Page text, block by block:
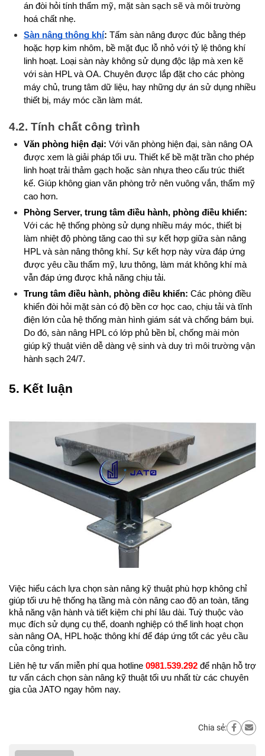
án đòi hỏi tính thẩm mỹ, mặt sàn sạch sẽ và môi trường
hoá chất nhẹ.
Sàn nâng thông khí: Tấm sàn nâng được đúc bằng thép
hoặc hợp kim nhôm, bề mặt đục lỗ nhỏ với tỷ lệ thông khí
linh hoạt. Loại sàn này không sử dụng độc lập mà xen kẽ
với sàn HPL và OA. Chuyên được lắp đặt cho các phòng
máy chủ, trung tâm dữ liệu, hay những dự án sử dụng nhiều
thiết bị, máy móc cần làm mát.
4.2. Tính chất công trình
Văn phòng hiện đại: Với văn phòng hiện đại, sàn nâng OA
được xem là giải pháp tối ưu. Thiết kế bề mặt trần cho phép
linh hoạt trải thảm gạch hoặc sàn nhựa theo cấu trúc thiết
kế. Giúp không gian văn phòng trở nên vuông vắn, thẩm mỹ
cao hơn.
Phòng Server, trung tâm điều hành, phòng điều khiển:
Với các hệ thống phòng sử dụng nhiều máy móc, thiết bị
làm nhiệt độ phòng tăng cao thì sự kết hợp giữa sàn nâng
HPL và sàn nâng thông khí. Sự kết hợp này vừa đáp ứng
được yêu cầu thẩm mỹ, lưu thông, làm mát không khí mà
vẫn đáp ứng được khả năng chịu tải.
Trung tâm điều hành, phòng điều khiển: Các phòng điều
khiển đòi hỏi mặt sàn có độ bền cơ học cao, chịu tải và tĩnh
điện lớn của hệ thống màn hình giám sát và chống bám bụi.
Do đó, sàn nâng HPL có lớp phủ bền bỉ, chống mài mòn
giúp kỹ thuật viên dễ dàng vệ sinh và duy trì môi trường vận
hành sạch 24/7.
5. Kết luận
Việc hiểu cách lựa chọn sàn nâng kỹ thuật phù hợp không chỉ
giúp tối ưu hệ thống hạ tầng mà còn nâng cao độ an toàn, tăng
khả năng vận hành và tiết kiệm chi phí lâu dài. Tuỳ thuộc vào
mục đích sử dụng cụ thể, doanh nghiệp có thể linh hoạt chọn
sàn nâng OA, HPL hoặc thông khí để đáp ứng tốt các yêu cầu
của công trình.
Liên hệ tư vấn miễn phí qua hotline 0981.539.292 để nhận hỗ trợ
tư vấn cách chọn sàn nâng kỹ thuật tối ưu nhất từ các chuyên
gia của JATO ngay hôm nay.
Chia sẻ: